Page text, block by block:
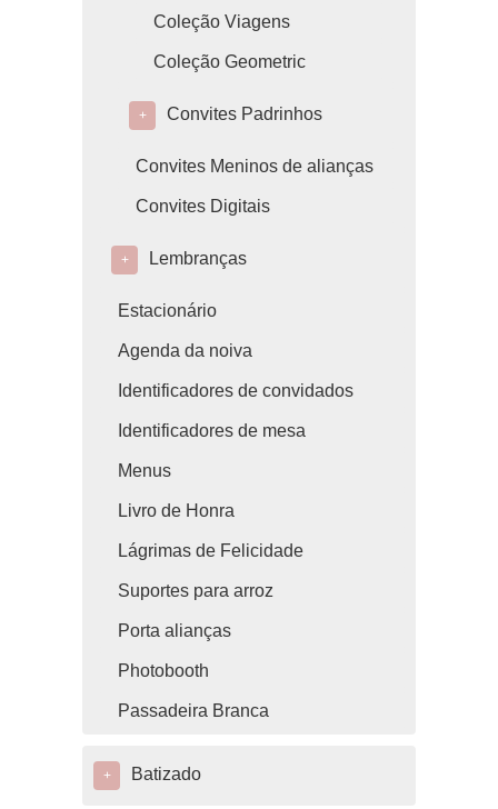
Coleção Viagens
Coleção Geometric
+ Convites Padrinhos
Convites Meninos de alianças
Convites Digitais
+ Lembranças
Estacionário
Agenda da noiva
Identificadores de convidados
Identificadores de mesa
Menus
Livro de Honra
Lágrimas de Felicidade
Suportes para arroz
Porta alianças
Photobooth
Passadeira Branca
+ Batizado